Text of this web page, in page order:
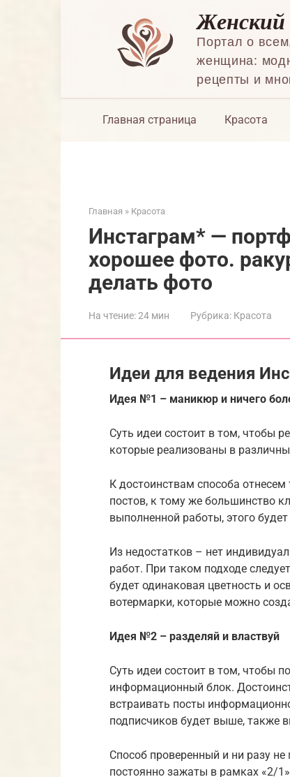
Женский
Портал о
женщина:
рецепты и
Главная страница Красота
Главная » Красота
Инстаграм* —
хорошее фото.
делать фото
На чтение:24 мин Рубрика: Красота
Идеи для ведения
Идея №1 – маникюр и ничего
Суть идеи состоит в том, чтобы
которые реализованы в
К достоинствам способа отнесем
постов, к тому же большинство
выполненной работы, этого
Из недостатков – нет
работ. При таком подходе
будет одинаковая цветность и
вотермарки, которые можно
Идея №2 – разделяй и властвуй
Суть идеи состоит в том, чтобы
информационный блок.
встраивать посты
подписчиков будет выше, также
Способ проверенный и ни разу
постоянно зажаты в рамках «2/